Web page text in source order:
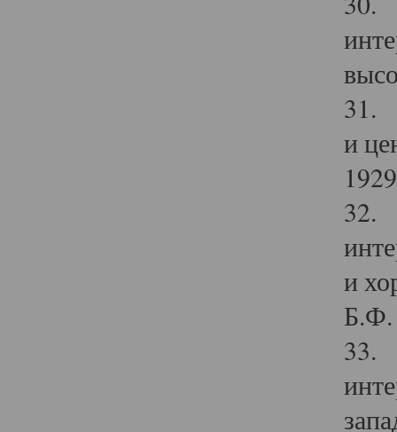
31.
и
32.
и
Б.Ф.
33.